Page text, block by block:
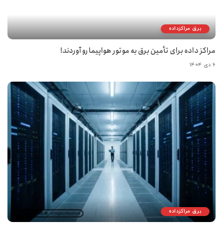
برق مراکزداده
مراکز داده برای تأمین برق به موتور هواپیما رو آوردند!
۶ دی ۱۴۰۴
برق مراکزداده